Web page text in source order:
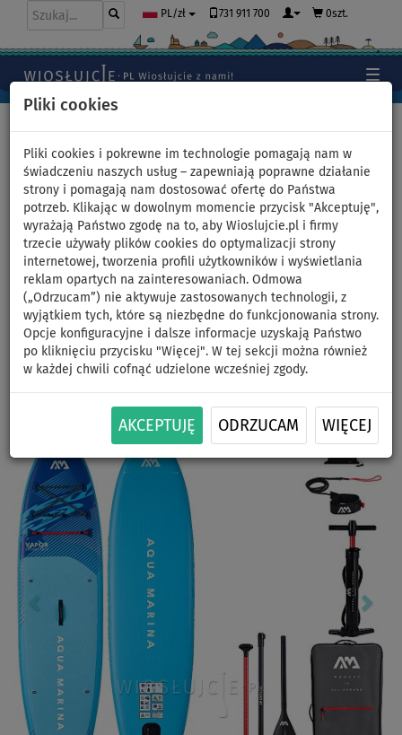
Pliki cookies
Pliki cookies i pokrewne im technologie pomagają nam w
świadczeniu naszych usług – zapewniają poprawne działanie
strony i pomagają nam dostosować ofertę do Państwa
potrzeb. Klikając w dowolnym momencie przycisk "Akceptuję",
wyrażają Państwo zgodę na to, aby Wioslujcie.pl i firmy
trzecie używały plików cookies do optymalizacji strony
internetowej, tworzenia profili użytkowników i wyświetlania
reklam opartych na zainteresowaniach. Odmowa
(„Odrzucam”) nie aktywuje zastosowanych technologii, z
wyjątkiem tych, które są niezbędne do funkcjonowania strony.
Opcje konfiguracyjne i dalsze informacje uzyskają Państwo
po kliknięciu przycisku "Więcej". W tej sekcji można również
w każdej chwili cofnąć udzielone wcześniej zgody.
AKCEPTUJĘ ODRZUCAM WIĘCEJ
PL/zł 731 911 700 0szt.
Deska SUP AQUA MARINA
VAPOR 10'4 Aqua Splash 2026
- pompowany paddleboard -
wariant: zestaw podstawowy
DO
-18 %
WIOSŁO W
ZESTAWIE
DO
140 kg
OPCJA
SIEDZISKA
DARMOWA
DOSTAWA
Next